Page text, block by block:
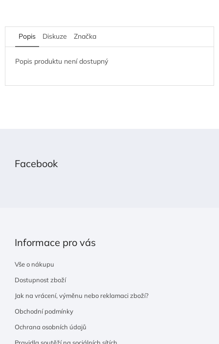
Popis Diskuze Značka
Popis produktu není dostupný
Facebook
Informace pro vás
Vše o nákupu
Dostupnost zboží
Jak na vrácení, výměnu nebo reklamaci zboží?
Obchodní podmínky
Ochrana osobních údajů
Pravidla soutěží na sociálních sítích